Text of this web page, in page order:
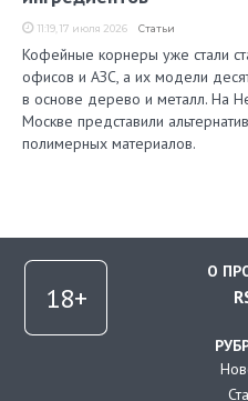
11:19, 17 июля 2026 Статьи
Кофейные корнеры уже стали
офисов и АЗС, а их модели
в основе дерево и металл. На
Москве представили
полимерных материалов.
О